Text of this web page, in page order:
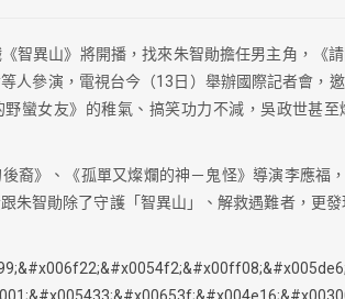
智異山》將開播，找來朱智勛擔任男主角，《
人參演，電視台今（13日）舉辦國際記者會，
蠻女友》的稚氣、搞笑功力不減，吳政世甚
後裔》、《孤單又燦爛的神－鬼怪》導演李應
朱智勛除了守護「智異山」、解救遇難者，更